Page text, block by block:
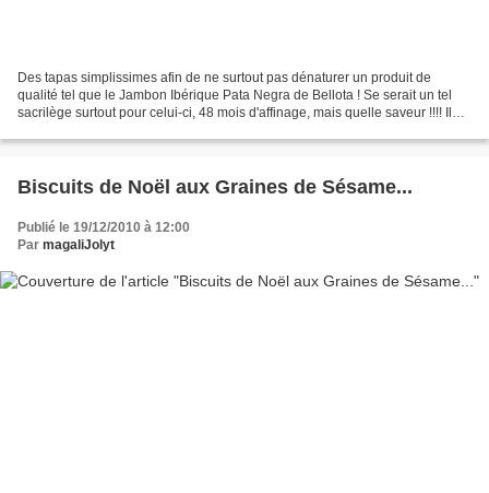
Des tapas simplissimes afin de ne surtout pas dénaturer un produit de
qualité tel que le Jambon Ibérique Pata Negra de Bellota ! Se serait un tel
sacrilège surtout pour celui-ci, 48 mois d'affinage, mais quelle saveur !!!! Il
Biscuits de Noël aux Graines de Sésame...
Publié le 19/12/2010 à 12:00
Par magaliJolyt